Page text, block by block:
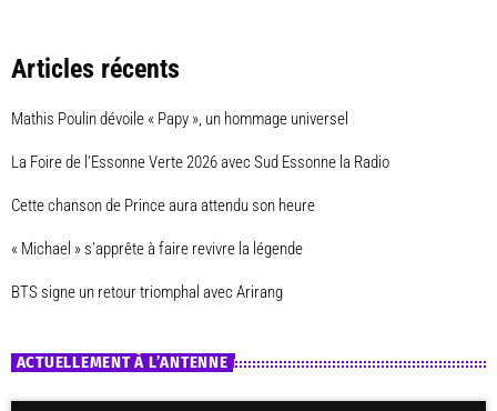
Articles récents
Mathis Poulin dévoile « Papy », un hommage universel
La Foire de l’Essonne Verte 2026 avec Sud Essonne la Radio
Cette chanson de Prince aura attendu son heure
« Michael » s’apprête à faire revivre la légende
BTS signe un retour triomphal avec Arirang
ACTUELLEMENT À L’ANTENNE